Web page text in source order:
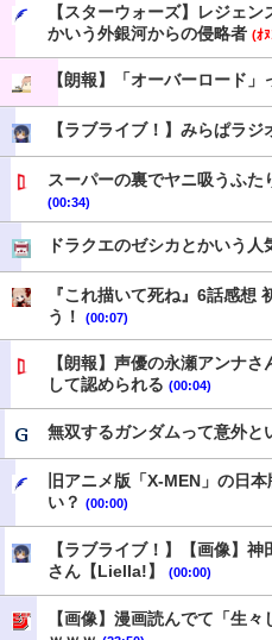
【スターウォーズ】レジェ
かいう外銀河からの侵略者 (ｵ
【朗報】「オーバーロード」
【ラブライブ！】みらぱラジ
スーパーの裏でヤニ吸うふ
(00:34)
ドラクエのゼシカとかいう人
『これ描いて死ね』6話感想
う！
(00:07)
【朗報】声優の永瀬アンナ
して認められる (00:04)
無双するガンダムって意外と
旧アニメ版「X-MEN」の日
い？ (00:00)
【ラブライブ！】【画像】
さん【Liella!】
(00:00)
【画像】漫画読んでて「生